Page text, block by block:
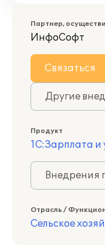
Партнер,
ИнфоСофт
Связаться
Другие
Продукт
1С:Зарплата и
Внедрения
Отрасль /
Сельское